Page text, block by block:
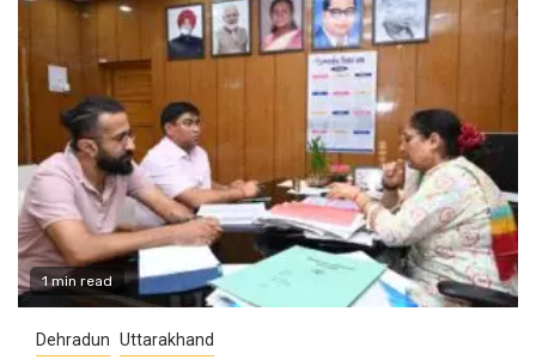
1 min read
Dehradun Uttarakhand